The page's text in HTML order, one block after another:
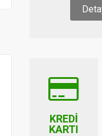
KREDI
KARTI